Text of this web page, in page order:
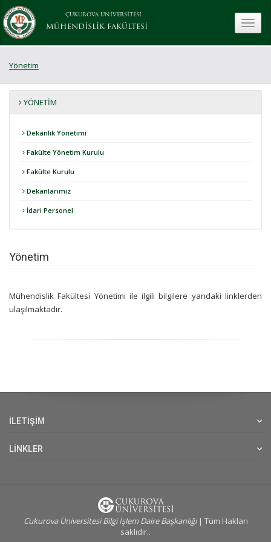
ÇUKUROVA ÜNİVERSİTESİ
MÜHENDİSLİK FAKÜLTESİ
Yönetim
YÖNETIM
Dekanlık Yönetimi
Fakülte Yönetim Kurulu
Fakülte Kurulu
Dekanlarımız
İdari Personel
Yönetim
Mühendislik Fakültesi Yönetimi ile ilgili bilgilere yandaki linklerden
ulaşılmaktadır.
İLETİŞİM
LİNKLER
Cukurova Üniversitesi Bilgi İşlem Daire Başkanlığı| Tüm Hakları
saklıdır..